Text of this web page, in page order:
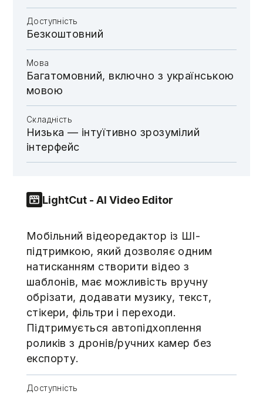
Доступність
Безкоштовний
Мова
Багатомовний, включно з українською
мовою
Складність
Низька — інтуїтивно зрозумілий
інтерфейс
LightCut - AI Video Editor
Мобільний відеоредактор із ШІ-
підтримкою, який дозволяє одним
натисканням створити відео з
шаблонів, має можливість вручну
обрізати, додавати музику, текст,
стікери, фільтри і переходи.
Підтримується автопідхоплення
роликів з дронів/ручних камер без
експорту.
Доступність